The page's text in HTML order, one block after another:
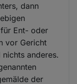
dann
Ent- oder
vor Gericht
anderes.
der